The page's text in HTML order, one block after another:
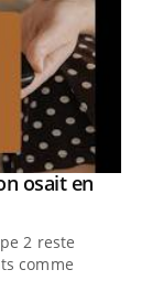
osait en
2 reste
comme